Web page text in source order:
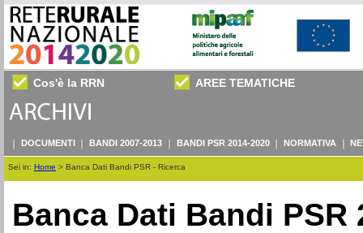
Cos'è la RRN AREE TEMATICHE
DOCUMENTI BANDI 2007-2013 BANDI PSR 2014-2020 NORMATIVA
Sei in: Home > Banca Dati Bandi PSR - Ricerca
Banca Dati Bandi PSR